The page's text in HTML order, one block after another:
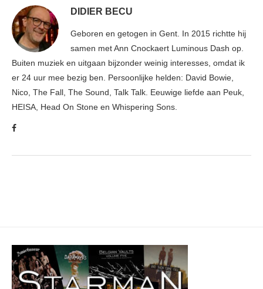
DIDIER BECU
Geboren en getogen in Gent. In 2015 richtte hij
samen met Ann Cnockaert Luminous Dash op.
Buiten muziek en uitgaan bijzonder weinig interesses, omdat ik
er 24 uur mee bezig ben. Persoonlijke helden: David Bowie,
Nico, The Fall, The Sound, Talk Talk. Eeuwige liefde aan Peuk,
HEISA, Head On Stone en Whispering Sons.